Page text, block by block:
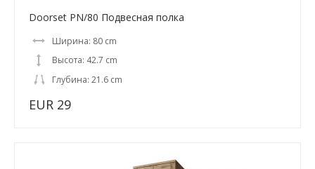
Doorset PN/80 Подвесная полка
Ширина: 80 cm
Высота: 42.7 cm
Глубина: 21.6 cm
EUR 29